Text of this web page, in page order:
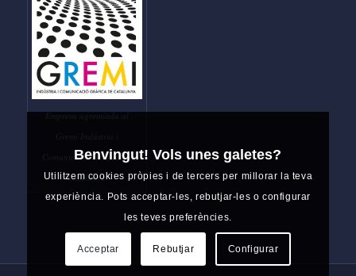
Empresa agremiada al
Comunicació Gràfica de
Catalunya
Benvingut! Vols unes galetes?
Utilitzem cookies pròpies i de tercers per millorar la teva
experiència. Pots acceptar-les, rebutjar-les o configurar
les teves preferències.
Acceptar Rebutjar Configurar